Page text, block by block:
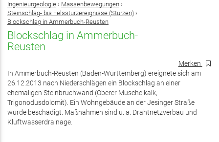
Ingenieurgeologie › Massenbewegungen ›
Steinschlag- bis Felssturzereignisse (Stürzen) ›
Blockschlag in Ammerbuch-Reusten
Blockschlag in Ammerbuch-
Reusten
Merken
In Ammerbuch-Reusten (Baden-Württemberg) ereignete sich am
26.12.2013 nach Niederschlägen ein Blockschlag an einer
ehemaligen Steinbruchwand (Oberer Muschelkalk,
Trigonodusdolomit). Ein Wohngebäude an der Jesinger Straße
wurde beschädigt. Maßnahmen sind u. a. Drahtnetzverbau und
Kluftwasserdrainage.